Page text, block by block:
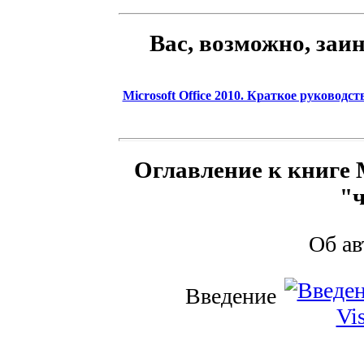
Вас, возможно,
Microsoft Office 2010. Краткое
Оглавление к книге
Об
Введение